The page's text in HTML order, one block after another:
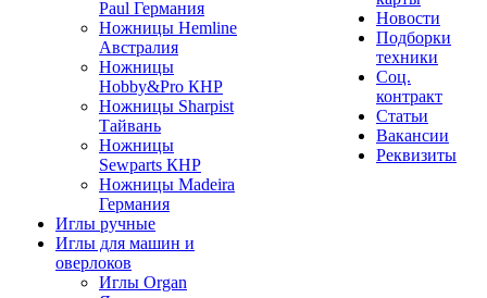
Paul Германия
Ножницы Hemline
Австралия
Ножницы
Hobby&Pro КНР
Ножницы Sharpist
Тайвань
Ножницы
Sewparts КНР
Ножницы Madeira
Германия
Иглы ручные
Иглы для машин и
оверлоков
Иглы Organ
Новости
Подборки
техники
Соц.
контракт
Статьи
Вакансии
Реквизиты